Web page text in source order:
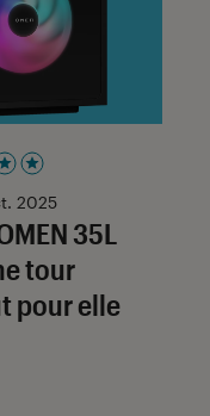
35L
tour
pour elle
sur 5
2025